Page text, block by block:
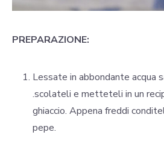
PREPARAZIONE:
Lessate in abbondante acqua
.scolateli e metteteli in un
ghiaccio. Appena freddi
pepe.